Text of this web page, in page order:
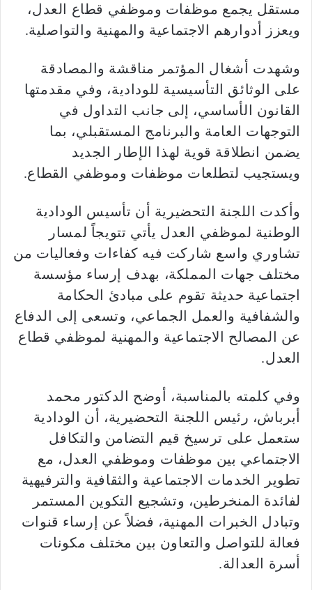
مستقل يجمع موظفات وموظفي قطاع العدل،
ويعزز أدوارهم الاجتماعية والمهنية والتواصلية.
وشهدت أشغال المؤتمر مناقشة والمصادقة
على الوثائق التأسيسية للودادية، وفي مقدمتها
القانون الأساسي، إلى جانب التداول في
التوجهات العامة والبرنامج المستقبلي، بما
يضمن انطلاقة قوية لهذا الإطار الجديد
ويستجيب لتطلعات موظفات وموظفي القطاع.
وأكدت اللجنة التحضيرية أن تأسيس الودادية
الوطنية لموظفي العدل يأتي تتويجاً لمسار
تشاوري واسع شاركت فيه كفاءات وفعاليات من
مختلف جهات المملكة، بهدف إرساء مؤسسة
اجتماعية حديثة تقوم على مبادئ الحكامة
والشفافية والعمل الجماعي، وتسعى إلى الدفاع
عن المصالح الاجتماعية والمهنية لموظفي قطاع
العدل.
وفي كلمته بالمناسبة، أوضح الدكتور محمد
أبرباش، رئيس اللجنة التحضيرية، أن الودادية
ستعمل على ترسيخ قيم التضامن والتكافل
الاجتماعي بين موظفات وموظفي العدل، مع
تطوير الخدمات الاجتماعية والثقافية والترفيهية
لفائدة المنخرطين، وتشجيع التكوين المستمر
وتبادل الخبرات المهنية، فضلاً عن إرساء قنوات
فعالة للتواصل والتعاون بين مختلف مكونات
أسرة العدالة.